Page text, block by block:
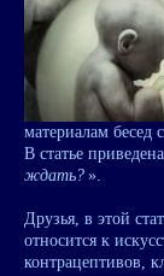
материалам бесед
В статье
ждать? ».
Друзья, в этой
относится к
контрацептивов,